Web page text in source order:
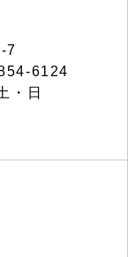
7
6124
・日